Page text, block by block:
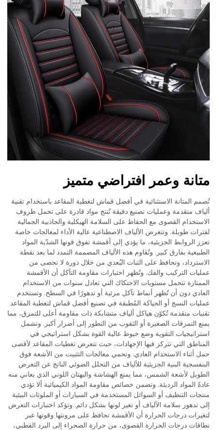
متانة وعمر افتراضي متميز
تُصمم المتانة الاستثنائية في أفضل قماش لتغطية المقاعد باستخدام تقنية
ألياف متقدمة وعمليات تصنيع دقيقة تُنتج مواد قادرة على تحمل ظروف
الاستخدام القصوى مع الحفاظ على السلامة الهيكلية والجاذبية الجمالية
لفترات طويلة. وتتعرض الألياف الاصطناعية عالية الأداء لمعالجات خاصة
تعزز الروابط الجزيئية، ما يؤدي إلى أقمشة تفوق قوتها الشدّية المواد
الطبيعية بفارق كبير. وتُقاوم هذه الألياف المصممة التمدد لما بعد نقطة
الاسترداد، وتحافظ على الثبات البُعدي من خلال دورة لا تحصى من
عمليات التركيب والفك. وتُظهر اختبارات مقاومة التآكل أن الأقمشة
الممتازة تتحمل مستويات الاحتكاك التي تعادل سنوات من الاستخدام
العادي دون أن تُظهر أنماط تآكل مرئية أو تدهورًا في السطح. وتستخدم
عمليات النسج أو الحياكة المُطبقة في تصنيع أفضل قماش لتغطية المقاعد
تقنيات متقدمة تُكوّن هياكل ألياف متشابكة ذات مقاومة أعلى للتمزق، مما
يمنع التمزقات الصغيرة أو الثقوب من التطور إلى أضرار أكبر. وتشمل
استراتيجيات التقوية وضع خيوط عالية القوة بشكل استراتيجي في
المناطق التي تتركز فيها الإجهادات، حيث تتعرض تغطيات المقاعد لأقصى
حمل أثناء الاستخدام العادي. وتحمي معالجات التثبيت من الأشعة فوق
البنفسجية البنية الجزيئية للألياف من التحلل الضوئي الناتج عن التعرض
الطويل لأشعة الشمس، مما يمنع الهشاشة والبهتان اللوني الذي يعاني منه
عادةً المواد الرديئة. وتضمن خصائص مقاومة المواد الكيميائية ألا تؤدي
منتجات التنظيف أو السوائل المستخدمة في السيارات أو الملوثات البيئية
إلى تدهور سلامة الألياف أو تغير لونها بشكل دائم. وتؤكد اختبارات التعرض
لتغيرات درجات الحرارة أن الأقمشة تحافظ على مرونتها وقوتها عبر
نطاقات درجات الحرارة القصوى، من حرارة الصحراء إلى البرد القطبي،